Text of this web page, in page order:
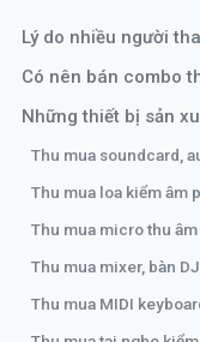
Lý do nhiều người
Có nên bán combo
Những thiết bị sản
Thu mua soundcard,
Thu mua loa kiểm âm
Thu mua micro thu
Thu mua mixer, bàn
Thu mua MIDI